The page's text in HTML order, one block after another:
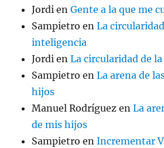
Jordi enGente a la que me
Sampietro enLa
inteligencia
Jordi enLa circularidad de
Sampietro enLa arena de
hijos
Manuel Rodríguez enLa
de mis hijos
Sampietro enIncrementar